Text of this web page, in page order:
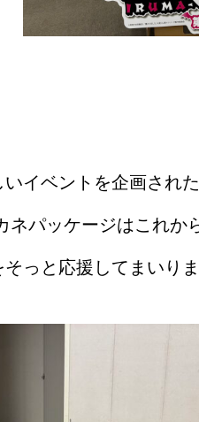
イベントを企画され
パッケージはこれか
っと応援してまいりま